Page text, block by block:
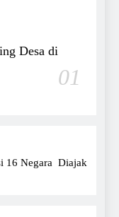
Desa di
01
16 Negara Diajak